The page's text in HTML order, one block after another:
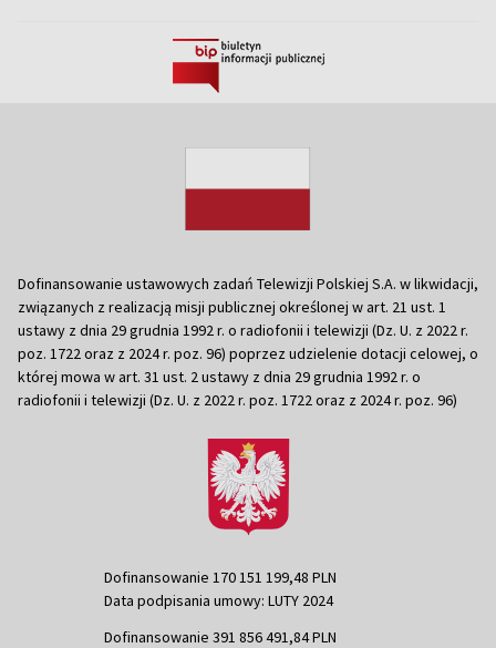
Dofinansowanie ustawowych zadań Telewizji Polskiej S.A. w likwidacji,
związanych z realizacją misji publicznej określonej w art. 21 ust. 1
ustawy z dnia 29 grudnia 1992 r. o radiofonii i telewizji (Dz. U. z 2022 r.
poz. 1722 oraz z 2024 r. poz. 96) poprzez udzielenie dotacji celowej, o
której mowa w art. 31 ust. 2 ustawy z dnia 29 grudnia 1992 r. o
radiofonii i telewizji (Dz. U. z 2022 r. poz. 1722 oraz z 2024 r. poz. 96)
Dofinansowanie 170 151 199,48 PLN
Data podpisania umowy: LUTY 2024
Dofinansowanie 391 856 491,84 PLN